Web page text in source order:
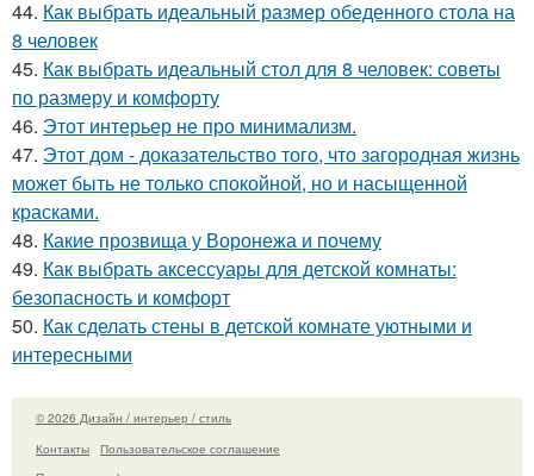
44. Как выбрать идеальный размер обеденного стола на
8 человек
45. Как выбрать идеальный стол для 8 человек: советы
по размеру и комфорту
46. Этот интерьер не про минимализм.
47. Этот дом - доказательство того, что загородная жизнь
может быть не только спокойной, но и насыщенной
красками.
48. Какие прозвища у Воронежа и почему
49. Как выбрать аксессуары для детской комнаты:
безопасность и комфорт
50. Как сделать стены в детской комнате уютными и
интересными
© 2026 Дизайн / интерьер / стиль
Контакты
Пользовательское соглашение